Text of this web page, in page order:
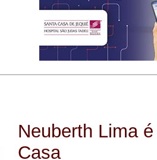
Neuberth Lima
Casa